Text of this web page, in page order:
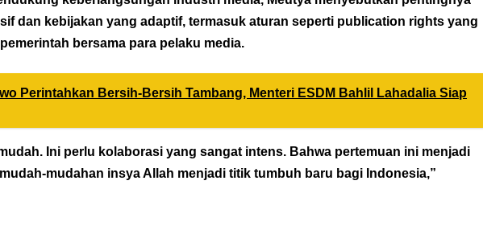
dan kebijakan yang adaptif, termasuk aturan seperti publication rights yang
bersama para pelaku media.
Perintahkan Bersih-Bersih Tambang, Menteri ESDM Bahlil Lahadalia Siap
Ini perlu kolaborasi yang sangat intens. Bahwa pertemuan ini menjadi
mudahan insya Allah menjadi titik tumbuh baru bagi Indonesia,”